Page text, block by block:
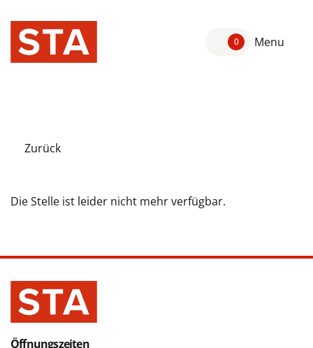
0 Menu
Zurück
Die Stelle ist leider nicht mehr verfügbar.
Öffnungszeiten